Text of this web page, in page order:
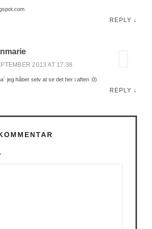
REPLY ↓
2013 AT 17:38
jeg håber selv at se det her i aften :0)
REPLY ↓